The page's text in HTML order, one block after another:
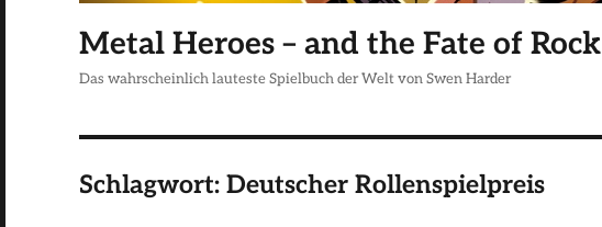
Metal Heroes – and the Fate of Rock
Das wahrscheinlich lauteste Spielbuch der Welt von Swen Harder
Schlagwort: Deutscher Rollenspielpreis